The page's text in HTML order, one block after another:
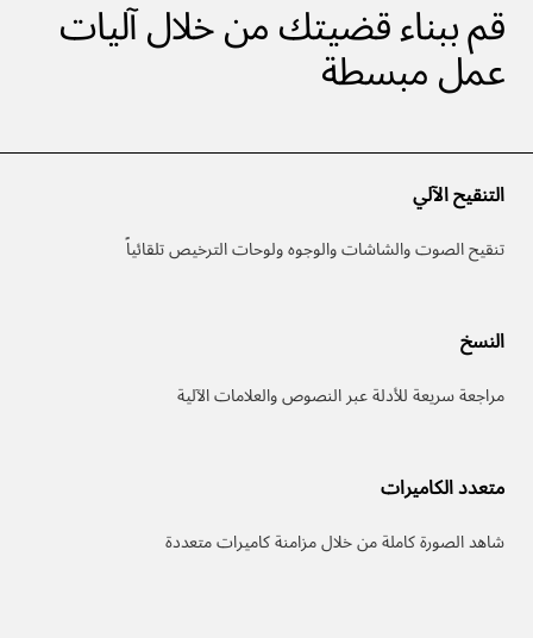
قم ببناء قضيتك من خلال آليات
عمل مبسطة
التنقيح الآلي
تنقيح الصوت والشاشات والوجوه ولوحات الترخيص تلقائياً
النسخ
مراجعة سريعة للأدلة عبر النصوص والعلامات الآلية
متعدد الكاميرات
شاهد الصورة كاملة من خلال مزامنة كاميرات متعددة